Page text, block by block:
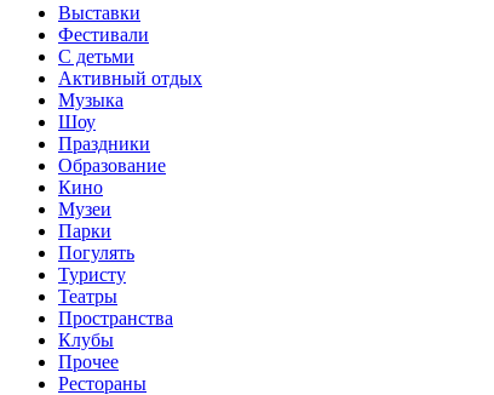
Выставки
Фестивали
С детьми
Активный отдых
Музыка
Шоу
Праздники
Образование
Кино
Музеи
Парки
Погулять
Туристу
Театры
Пространства
Клубы
Прочее
Рестораны